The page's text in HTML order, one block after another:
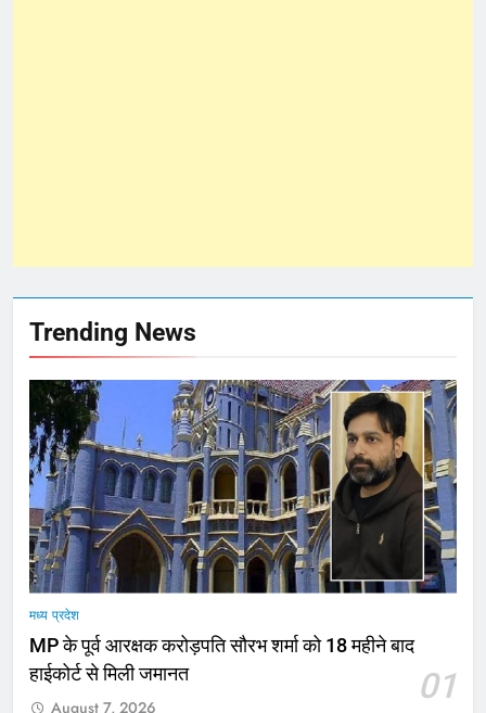
Trending News
मध्य प्रदेश
MP के पूर्व आरक्षक करोड़पति सौरभ शर्मा को 18 महीने बाद
हाईकोर्ट से मिली जमानत
01
August 7, 2026